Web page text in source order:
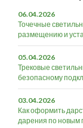
06.04.2026
Точечные
размещению и
05.04.2026
Трековые
безопасному
03.04.2026
Как оформить
дарения по новым